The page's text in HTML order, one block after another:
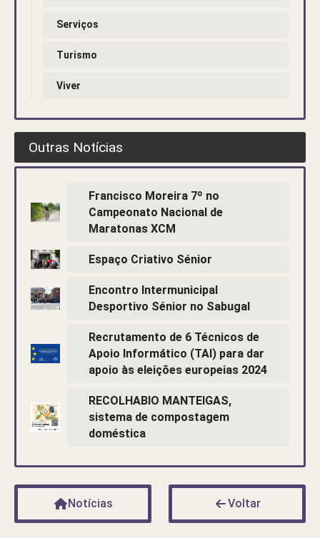
Serviços
Turismo
Viver
Outras Notícias
Francisco Moreira 7º no
Campeonato Nacional de
Maratonas XCM
Espaço Criativo Sénior
Encontro Intermunicipal
Desportivo Sénior no Sabugal
Recrutamento de 6 Técnicos de
Apoio Informático (TAI) para dar
apoio às eleições europeias 2024
RECOLHABIO MANTEIGAS,
sistema de compostagem
doméstica
Notícias Voltar